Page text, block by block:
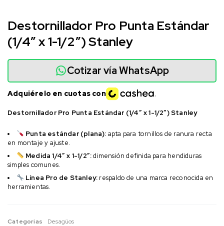
Destornillador Pro Punta Estándar
(1/4″ x 1-1/2″) Stanley
Destornillador Pro Punta Estándar (1/4″ x 1-1/2″) Stanley
Punta estándar (plana): apta para tornillos de ranura recta
en montaje y ajuste.
Medida 1/4″ x 1-1/2″:dimensión definida para hendiduras
simples comunes.
Línea Pro de Stanley: respaldo de una marca reconocida en
herramientas.
Cotizar vía WhatsApp
Adquiérelo en cuotas con
Categorias
Desagüos